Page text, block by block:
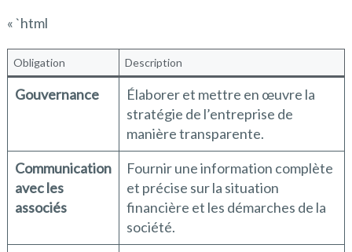
« `html
Obligation Description
Gouvernance
Élaborer et mettre en œuvre la
stratégie de l’entreprise de
manière transparente.
Communication
avec les
associés
Fournir une information complète
et précise sur la situation
financière et les démarches de la
société.